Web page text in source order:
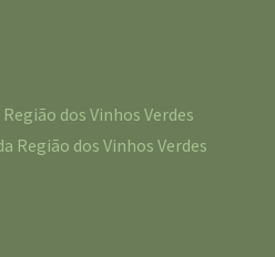
dos Vinhos Verdes
Região dos Vinhos Verdes